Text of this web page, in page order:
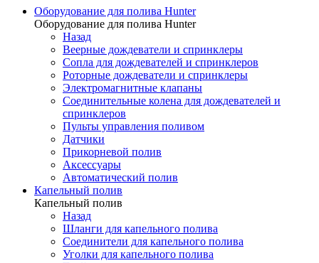
Оборудование для полива Hunter
Оборудование для полива Hunter
Назад
Веерные дождеватели и спринклеры
Сопла для дождевателей и спринклеров
Роторные дождеватели и спринклеры
Электромагнитные клапаны
Соединительные колена для дождевателей и
спринклеров
Пульты управления поливом
Датчики
Прикорневой полив
Аксессуары
Автоматический полив
Капельный полив
Капельный полив
Назад
Шланги для капельного полива
Соединители для капельного полива
Уголки для капельного полива